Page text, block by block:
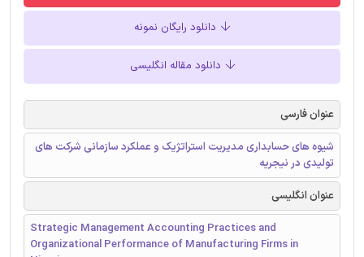
دانلود رایگان نمونه
دانلود مقاله انگلیسی
عنوان فارسی
شیوه های حسابداری مدیریت استراتژیک و عملکرد سازمانی شرکت های
تولیدی در نیجریه
عنوان انگلیسی
Strategic Management Accounting Practices and
Organizational Performance of Manufacturing Firms in